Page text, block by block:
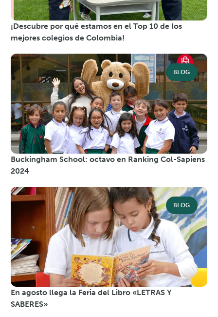
¡Descubre por qué estamos en el Top 10 de los
mejores colegios de Colombia!
BLOG
Buckingham School: octavo en Ranking Col-Sapiens
2024
BLOG
En agosto llega la Feria del Libro «LETRAS Y
SABERES»